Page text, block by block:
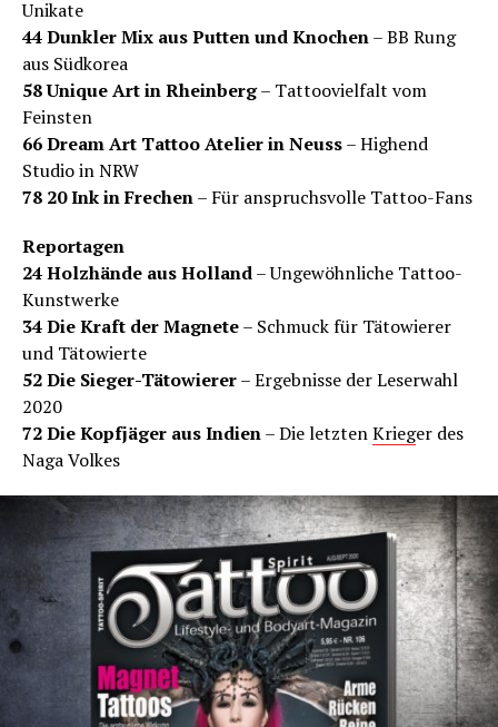
Unikate
44 Dunkler Mix aus Putten und Knochen– BB Rung
aus Südkorea
58 Unique Art in Rheinberg– Tattoovielfalt vom
Feinsten
66 Dream Art Tattoo Atelier in Neuss– Highend
Studio in NRW
78 20 Ink in Frechen– Für anspruchsvolle Tattoo-Fans
Reportagen
24 Holzhände aus Holland– Ungewöhnliche Tattoo-
Kunstwerke
34 Die Kraft der Magnete– Schmuck für Tätowierer
und Tätowierte
52 Die Sieger-Tätowierer– Ergebnisse der Leserwahl
2020
72 Die Kopfjäger aus Indien– Die letztenKrieger des
Naga Volkes